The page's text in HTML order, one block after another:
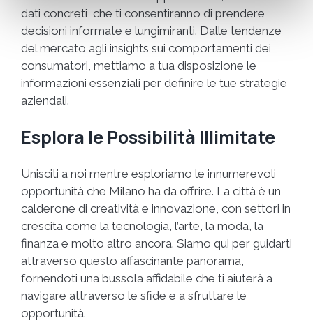
dati concreti, che ti consentiranno di prendere
decisioni informate e lungimiranti. Dalle tendenze
del mercato agli insights sui comportamenti dei
consumatori, mettiamo a tua disposizione le
informazioni essenziali per definire le tue strategie
aziendali.
Esplora le Possibilità Illimitate
Unisciti a noi mentre esploriamo le innumerevoli
opportunità che Milano ha da offrire. La città è un
calderone di creatività e innovazione, con settori in
crescita come la tecnologia, l’arte, la moda, la
finanza e molto altro ancora. Siamo qui per guidarti
attraverso questo affascinante panorama,
fornendoti una bussola affidabile che ti aiuterà a
navigare attraverso le sfide e a sfruttare le
opportunità.